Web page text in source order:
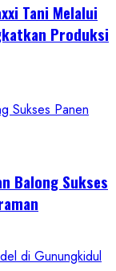
Tani Melalui
Produksi
Sukses Panen
Balong Sukses
di Gunungkidul